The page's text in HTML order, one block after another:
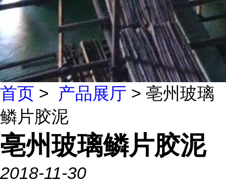
首页 > 产品展厅 > 亳州玻璃
鳞片胶泥
亳州玻璃鳞片胶泥
2018-11-30